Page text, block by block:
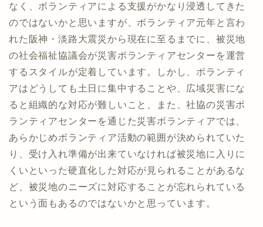
なく、ボランティアによる支援がかなり浸透してきた
のではないかと思いますが、ボランティア元年と言わ
れた阪神・淡路大震災から現在に至るまでに、被災地
の社会福祉協議会が災害ボランティアセンターを運営
するスタイルが定着しています。しかし、ボランティ
アはどうしても土日に集中することや、広域災害にな
ると組織的な対応が難しいこと、また、社協の災害ボ
ランティアセンターを通じた災害ボランティアでは、
あらかじめボランティア活動の範囲が決められていた
り、受け入れ準備が出来ていなければ被災地に入りに
くいといった硬直化した対応が見られることがあるな
ど、被災地のニーズに対応することが忘れられている
という面もあるのではないかと思っています。